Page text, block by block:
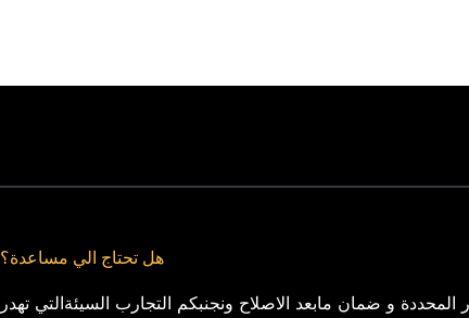
هل تحتاج الي مساعدة؟
و ضمان مابعد الاصلاح ونجنبكم التجارب السيئةالتي تهدر